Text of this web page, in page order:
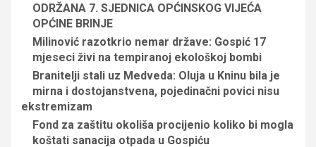
ODRŽANA 7. SJEDNICA OPĆINSKOG VIJEĆA
OPĆINE BRINJE
Milinović razotkrio nemar države: Gospić 17
mjeseci živi na tempiranoj ekološkoj bombi
Branitelji stali uz Medveda: Oluja u Kninu bila je
mirna i dostojanstvena, pojedinačni povici nisu
ekstremizam
Fond za zaštitu okoliša procijenio koliko bi mogla
koštati sanacija otpada u Gospiću